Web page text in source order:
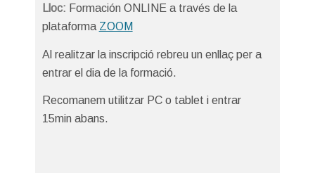
Lloc: Formación ONLINE a través de la
plataforma ZOOM
Al realitzar la inscripció rebreu un enllaç per a
entrar el dia de la formació.
Recomanem utilitzar PC o tablet i entrar
15min abans.